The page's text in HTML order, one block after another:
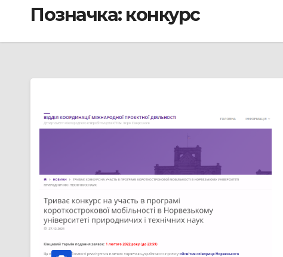
Позначка: конкурс